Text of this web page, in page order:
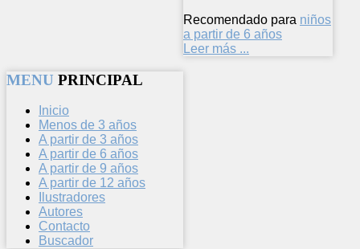
Recomendado para niños
a partir de 6 años
Leer más ...
MENU PRINCIPAL
Inicio
Menos de 3 años
A partir de 3 años
A partir de 6 años
A partir de 9 años
A partir de 12 años
Ilustradores
Autores
Contacto
Buscador